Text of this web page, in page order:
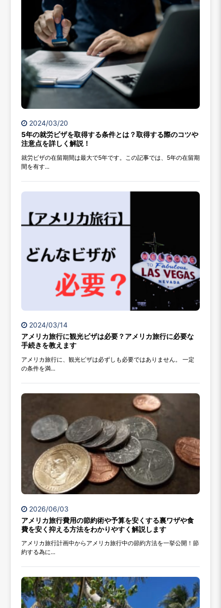
2024/03/20
5年の就労ビザを取得する条件とは？取得する際のコツや
注意点を詳しく解説！
就労ビザの在留期間は最大で5年です。この記事では、5年の在留期
間を有す...
2024/03/14
アメリカ旅行に観光ビザは必要？アメリカ旅行に必要な
手続きを教えます
アメリカ旅行に、観光ビザは必ずしも必要ではありません。 一定
の条件を満...
2026/06/03
アメリカ旅行費用の節約術や予算を安くする裏ワザや食
費を安く抑える方法をわかりやすく解説します
アメリカ旅行計画中からアメリカ旅行中の節約方法を一挙公開！節
約する為に...